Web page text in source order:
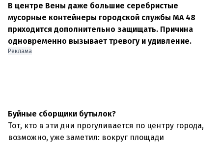
В центре Вены даже большие серебристые
мусорные контейнеры городской службы MA 48
приходится дополнительно защищать. Причина
одновременно вызывает тревогу и удивление.
Реклама
Буйные сборщики бутылок?
Тот, кто в эти дни прогуливается по центру города,
возможно, уже заметил: вокруг площади